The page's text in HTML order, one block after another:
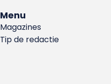
Menu
Magazines
Tip de redactie